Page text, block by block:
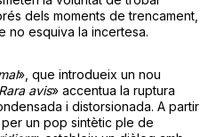
dels moments de trencament,
no esquiva la incertesa.
», que introdueix un nou
avis» accentua la ruptura
i distorsionada. A partir
un pop sintètic ple de